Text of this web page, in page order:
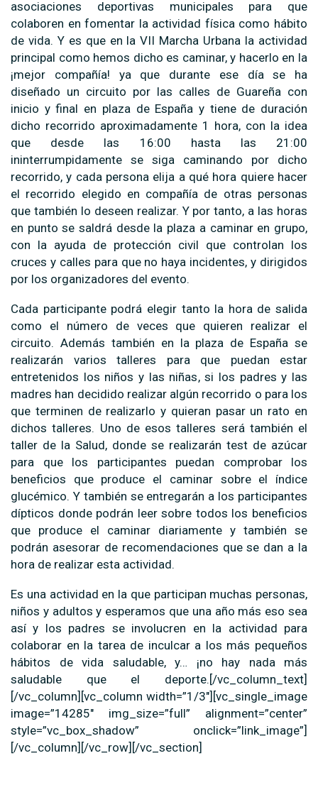
asociaciones deportivas municipales para que
colaboren en fomentar la actividad física como hábito
de vida. Y es que en la VII Marcha Urbana la actividad
principal como hemos dicho es caminar, y hacerlo en la
¡mejor compañía! ya que durante ese día se ha
diseñado un circuito por las calles de Guareña con
inicio y final en plaza de España y tiene de duración
dicho recorrido aproximadamente 1 hora, con la idea
que desde las 16:00 hasta las 21:00
ininterrumpidamente se siga caminando por dicho
recorrido, y cada persona elija a qué hora quiere hacer
el recorrido elegido en compañía de otras personas
que también lo deseen realizar. Y por tanto, a las horas
en punto se saldrá desde la plaza a caminar en grupo,
con la ayuda de protección civil que controlan los
cruces y calles para que no haya incidentes, y dirigidos
por los organizadores del evento.
Cada participante podrá elegir tanto la hora de salida
como el número de veces que quieren realizar el
circuito. Además también en la plaza de España se
realizarán varios talleres para que puedan estar
entretenidos los niños y las niñas, si los padres y las
madres han decidido realizar algún recorrido o para los
que terminen de realizarlo y quieran pasar un rato en
dichos talleres. Uno de esos talleres será también el
taller de la Salud, donde se realizarán test de azúcar
para que los participantes puedan comprobar los
beneficios que produce el caminar sobre el índice
glucémico. Y también se entregarán a los participantes
dípticos donde podrán leer sobre todos los beneficios
que produce el caminar diariamente y también se
podrán asesorar de recomendaciones que se dan a la
hora de realizar esta actividad.
Es una actividad en la que participan muchas personas,
niños y adultos y esperamos que una año más eso sea
así y los padres se involucren en la actividad para
colaborar en la tarea de inculcar a los más pequeños
hábitos de vida saludable, y… ¡no hay nada más
saludable que el deporte.[/vc_column_text]
[/vc_column][vc_column width=”1/3″][vc_single_image
image=”14285″ img_size=”full” alignment=”center”
style=”vc_box_shadow” onclick=”link_image”]
[/vc_column][/vc_row][/vc_section]